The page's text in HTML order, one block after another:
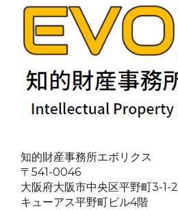
知的財産事務所エボリクス
〒541-0046
大阪府大阪市中央区平野町3-1-2
キューアス平野町ビル4階